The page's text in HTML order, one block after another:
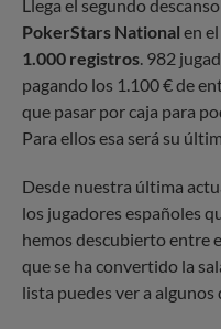
Llega el segundo
PokerStars National en
1.000 registros . 982
pagando los 1.100 € de
que pasar por caja para
Para ellos esa será su
Desde nuestra última
los jugadores españoles
hemos descubierto entre
que se ha convertido la
lista puedes ver a algunos